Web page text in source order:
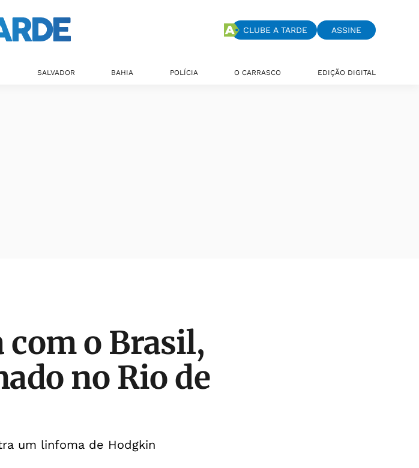
CLUBE A TARDE ASSINE
SALVADOR BAHIA POLÍCIA O CARRASCO EDIÇÃO DIGITAL
o Brasil,
no Rio de
um linfoma de Hodgkin